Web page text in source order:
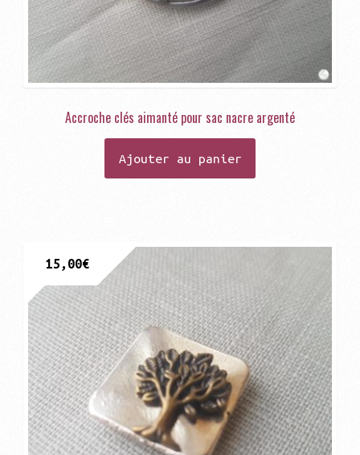
Accroche clés aimanté pour sac nacre argenté
Ajouter au panier
15,00€